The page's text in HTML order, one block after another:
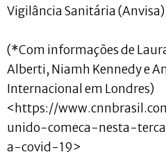
Vigilância Sanitária (Anvisa).
(*Com informações de
Alberti, Niamh Kennedy e
Internacional em Londres)
<https://
unido-comeca-nesta-
a-covid-19>